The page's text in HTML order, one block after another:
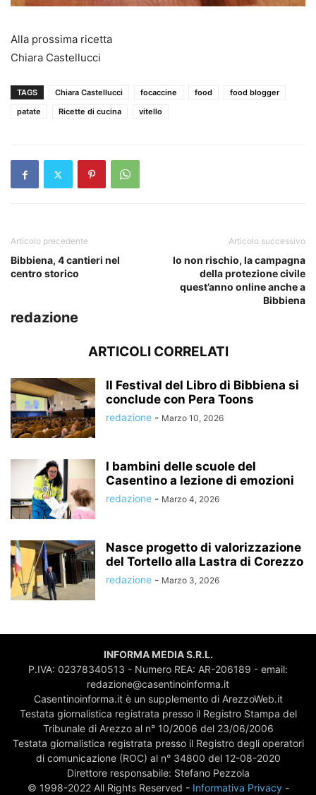
Alla prossima ricetta
Chiara Castellucci
TAGS Chiara Castellucci focaccine food
food blogger
patate
Ricette di cucina vitello
Articolo precedente
Bibbiena, 4 cantieri nel
centro storico
Articolo successivo
Io non rischio, la campagna
della protezione civile
quest’anno online anche a
Bibbiena
redazione
ARTICOLI CORRELATI
Il Festival del Libro di Bibbiena si
conclude con Pera Toons
redazione - Marzo 10, 2026
I bambini delle scuole del
Casentino a lezione di emozioni
redazione - Marzo 4, 2026
Nasce progetto di valorizzazione
del Tortello alla Lastra di Corezzo
redazione - Marzo 3, 2026
INFORMA MEDIA S.R.L.
P.IVA: 02378340513 - Numero REA: AR-206189 - email:
redazione@casentinoinforma.it
Casentinoinforma.it è un supplemento di ArezzoWeb.it
Testata giornalistica registrata presso il Registro Stampa del
Tribunale di Arezzo al n° 10/2006 del 23/06/2006
Testata giornalistica registrata presso il Registro degli operatori
di comunicazione (ROC) al n° 34800 del 12-08-2020
Direttore responsabile: Stefano Pezzola
© 1998-2022 All Rights Reserved - Informativa Privacy-